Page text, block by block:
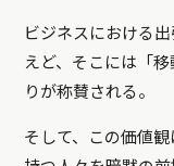
ビジネスにおける
えど、そこには「
りが称賛される。
そして、この価値